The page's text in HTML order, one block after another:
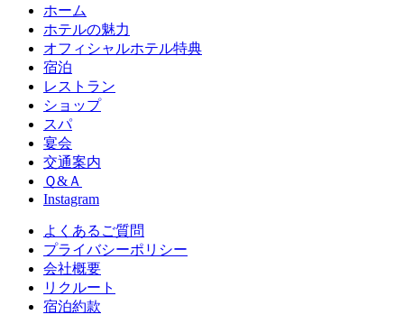
ホーム
ホテルの魅力
オフィシャルホテル特典
宿泊
レストラン
ショップ
スパ
宴会
交通案内
Ｑ&Ａ
Instagram
よくあるご質問
プライバシーポリシー
会社概要
リクルート
宿泊約款